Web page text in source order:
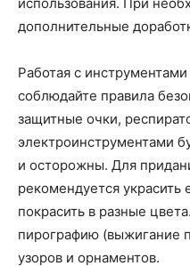
использования. При
дополнительные
Работая с
соблюдайте правила
защитные очки,
электроинструментами
и осторожны. Для
рекомендуется украсить
покрасить в разные
пирографию (выжигание
узоров и орнаментов.